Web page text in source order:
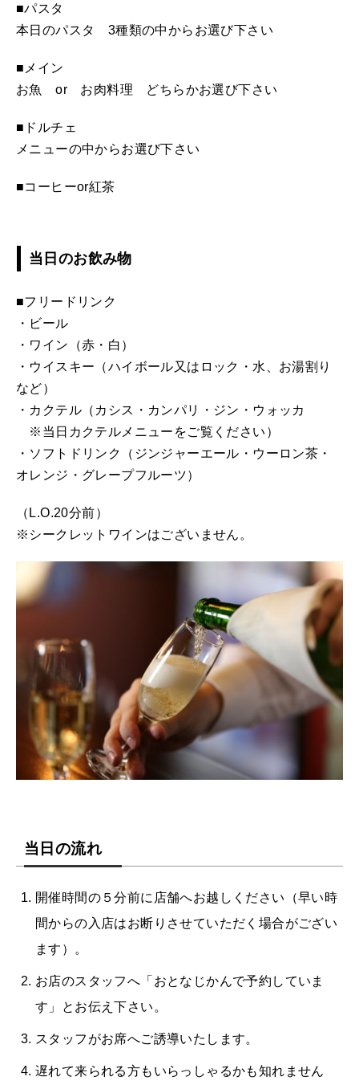
■パスタ
本日のパスタ 3種類の中からお選び下さい
■メイン
お魚 or お肉料理 どちらかお選び下さい
■ドルチェ
メニューの中からお選び下さい
■コーヒーor紅茶
当日のお飲み物
■フリードリンク
・ビール
・ワイン（赤・白）
・ウイスキー（ハイボール又はロック・水、お湯割り
など）
・カクテル（カシス・カンパリ・ジン・ウォッカ
※当日カクテルメニューをご覧ください）
・ソフトドリンク（ジンジャーエール・ウーロン茶・
オレンジ・グレープフルーツ）
（L.O.20分前）
※シークレットワインはございません。
当日の流れ
開催時間の５分前に店舗へお越しください（早い時
間からの入店はお断りさせていただく場合がござい
ます）。
お店のスタッフへ「おとなじかんで予約していま
す」とお伝え下さい。
スタッフがお席へご誘導いたします。
遅れて来られる方もいらっしゃるかも知れません